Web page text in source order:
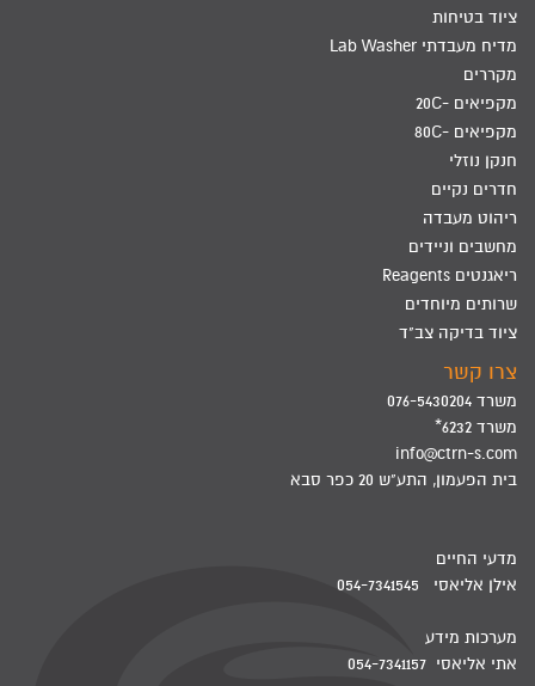
ציוד בטיחות
מדיח מעבדתי Lab Washer
מקררים
מקפיאים -20C
מקפיאים -80C
חנקן נוזלי
חדרים נקיים
ריהוט מעבדה
מחשבים וניידים
ריאגנטים Reagents
שרותים מיוחדים
ציוד בדיקה צב"ד
צרו קשר
משרד 076-5430204
משרד 6232*
info@ctrn-s.com
בית הפעמון, התע"ש 20 כפר סבא
מדעי החיים
אילן אליאסי 054-7341545
מערכות מידע
אתי אליאסי 054-7341157